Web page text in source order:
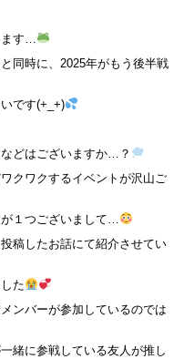
ます…
同時に、2025年がもう後半戦
です(+_+)
どはございますか…？
クワクするイベントが沢山ご
１つございまして…
稿したお話にて紹介させてい
た
ンバーが参加しているのでは
緒に参戦している友人が推し